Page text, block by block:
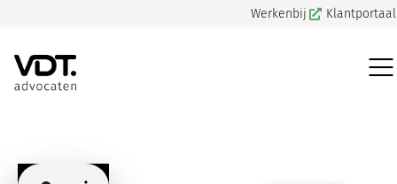
Werkenbij Klantportaal